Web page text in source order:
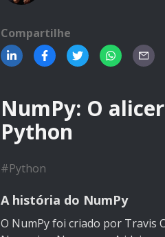
Compartilhe
NumPy: O
Python
#Python
A história do NumPy
O NumPy foi criado por Travis